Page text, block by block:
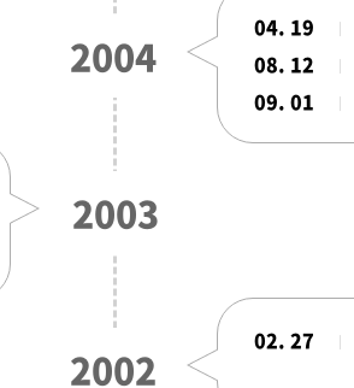
2004
04. 19
08. 12
09. 01
2003
2002
02. 27